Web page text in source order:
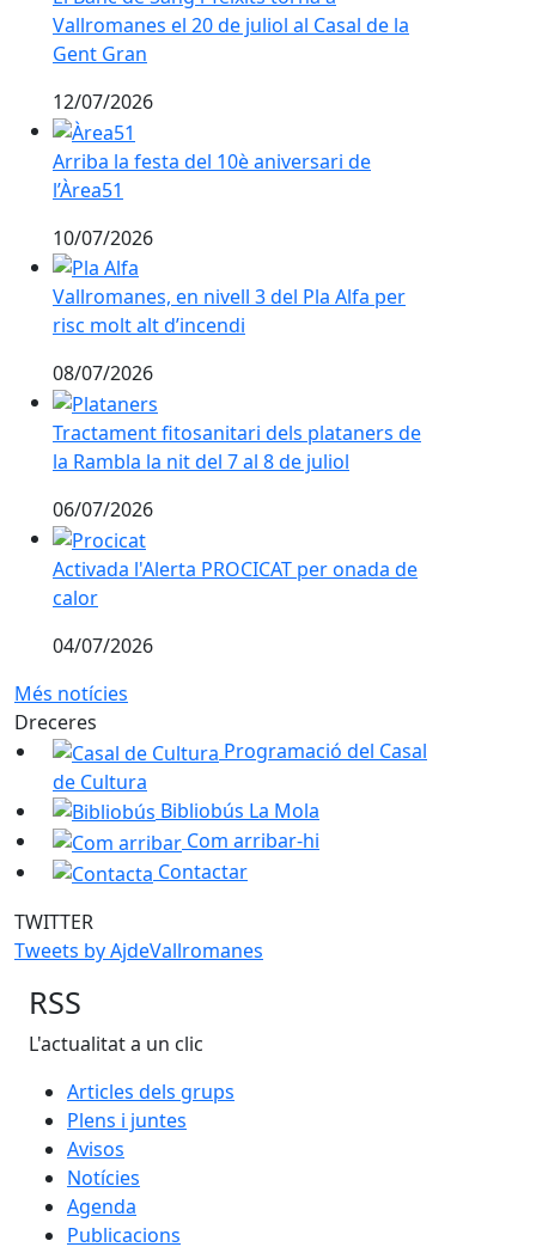
Vallromanes el 20 de juliol al Casal de la
Gent Gran
12/07/2026
Arriba la festa del 10è aniversari de l’Àrea51
Arriba la festa del 10è aniversari de
l’Àrea51
10/07/2026
Vallromanes, en nivell 3 del Pla Alfa per risc molt alt
Vallromanes, en nivell 3 del Pla Alfa per
risc molt alt d’incendi
08/07/2026
Tractament fitosanitari dels plataners de la Rambla
Tractament fitosanitari dels plataners de
la Rambla la nit del 7 al 8 de juliol
06/07/2026
Activada l'Alerta PROCICAT per onada de calor
Activada l'Alerta PROCICAT per onada de
calor
04/07/2026
Més notícies
Dreceres
Programació del Casal
de Cultura
Bibliobús La Mola
Com arribar-hi
Contactar
TWITTER
Tweets by AjdeVallromanes
RSS
L'actualitat a un clic
Articles dels grups
Plens i juntes
Avisos
Notícies
Agenda
Publicacions